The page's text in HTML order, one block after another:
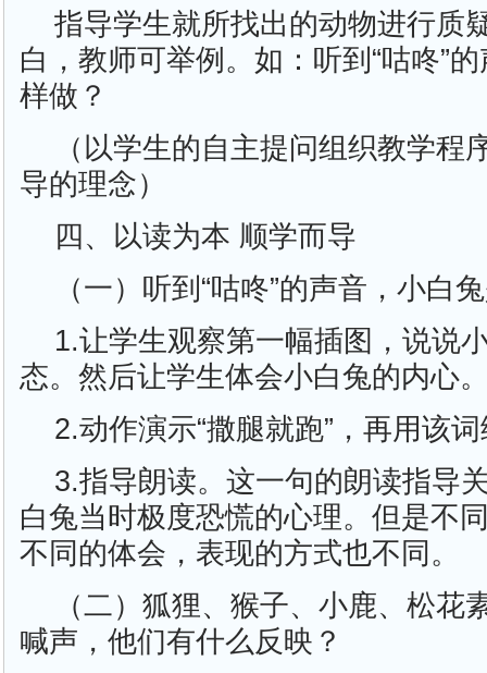
指导学生就所找出的动物进行质
白，教师可举例。如：听到“咕咚”
样做？
（以学生的自主提问组织教学程
导的理念）
四、以读为本 顺学而导
（一）听到“咕咚”的声音，小白
1.让学生观察第一幅插图，说说
态。然后让学生体会小白兔的内心
2.动作演示“撒腿就跑”，再用该
3.指导朗读。这一句的朗读指导
白兔当时极度恐慌的心理。但是不
不同的体会，表现的方式也不同。
（二）狐狸、猴子、小鹿、松花
喊声，他们有什么反映？